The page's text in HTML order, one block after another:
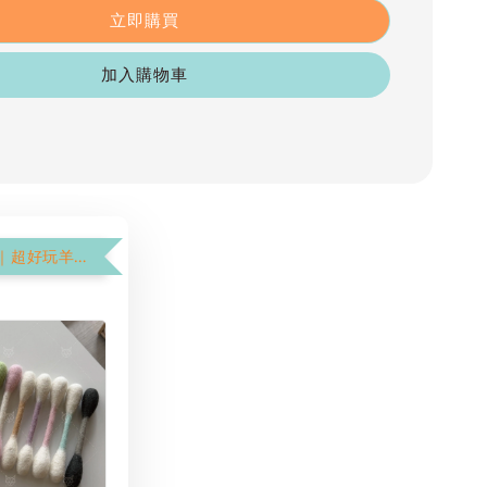
立即購買
加入購物車
$199加購價｜超好玩羊毛氈棉花棒